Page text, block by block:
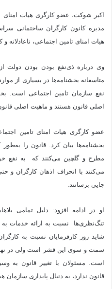
اکبر شوکت، عضو کارگری هیات
مدیره کانون کارگران ساختمانی
هیات امنای تامین اجتماعی، ناعادلانه
وی درباره ذی‌نفع بودن بودن دولت
متاسفانه بخشنامه‌ها در بسیاری از
نفع سازمان تامین اجتماعی است.
اصلی قانون هستند و ماهیت اصلی
عضو کارگری هیات امنای تامین
بخشنامه‌ها بیان کرد: قانون را
مطرح و گلچین می‌کنند که به نفع
می‌کنند با انحراف اذهان کارگران و
جایی برسانند.
او در ادامه افزود: دلیل تمامی
تنگ‌نظری‌ها نسبت به ارائه خدمات
شاید زور کارفرمایان نسبت به
سمت و سوی این قشر است ولی در
است. مسئولان با تغییر قانون به
قانون ندارد، به دنبال پایداری سازمان